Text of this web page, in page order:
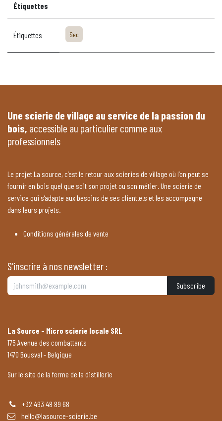
Étiquettes
Étiquettes Sec
Une scierie de village au service de la passion du
bois, accessible au particulier comme aux
professionnels
Le projet La source, c’est le retour aux scieries de village où l’on peut se
fournir en bois quel que soit son projet ou son métier. Une scierie de
service qui s’adapte aux besoins de ses client.e.s et les accompagne
dans leurs projets.
Conditions générales de vente
S'inscrire à nos newsletter :
Subscribe
La Source - Micro scierie locale SRL
175 Avenue des combattants
1470 Bousval - Belgique
Sur le site de la ferme de la distillerie
+32 493 48 89 68
hello@lasource-scierie.be